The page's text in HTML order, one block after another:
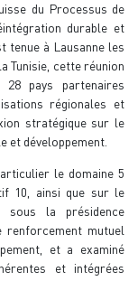
du Processus de
durable et
tenue à Lausanne les
Tunisie, cette réunion
pays partenaires
régionales et
stratégique sur le
et développement.
le domaine 5
10, ainsi que sur le
sous la présidence
mutuel
et a examiné
et intégrées